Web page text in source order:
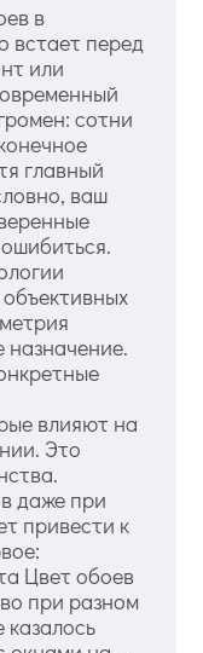
в
встает перед
или
сотни
главный
ваш
назначение.
влияют на
Это
даже при
привести к
Цвет обоев
при разном